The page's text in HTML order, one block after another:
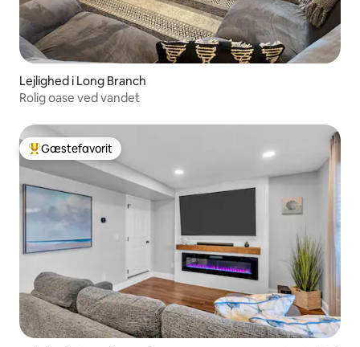
Lejlighed i Long Branch
Rolig oase ved vandet
Bedste gæstefavorit
Gæstefavorit